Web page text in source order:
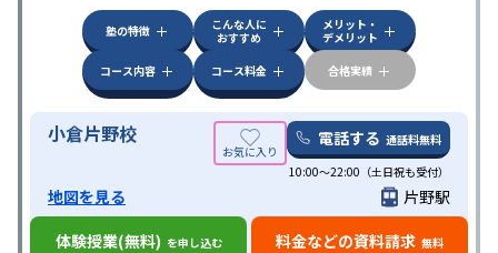
塾の特徴
こんな人に
おすすめ
メリット・
デメリット
コース内容
コース料金 合格実績
小倉片野校 電話する 通話料無料
10:00～22:00（土日祝も受付）
地図を見る
片野駅
体験授業(無料) を申し込む 料金などの資料請求 無料